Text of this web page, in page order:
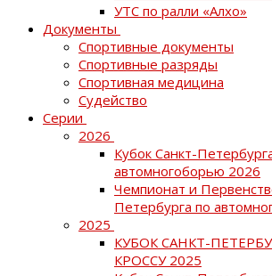
УТС по ралли «Алхо»
Документы
Спортивные документы
Спортивные разряды
Спортивная медицина
Судейство
Серии
2026
Кубок Санкт-
автомногоборью 2026
Чемпионат и
Петербурга по
2025
КУБОК САНКТ-
КРОССУ 2025